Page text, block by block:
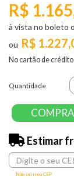
R$
No cartão de
R$
à vista no boleto
Quantidade
Estimar
Não sei meu CEP